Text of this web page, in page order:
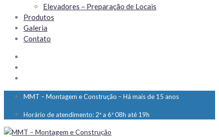
Elevadores – Preparação de Locais
Produtos
Galeria
Contato
MMT – Montagem e Construção – Há mais de 15 anos
Horário de atendimento: 2ª a 6ª 08h até 19h